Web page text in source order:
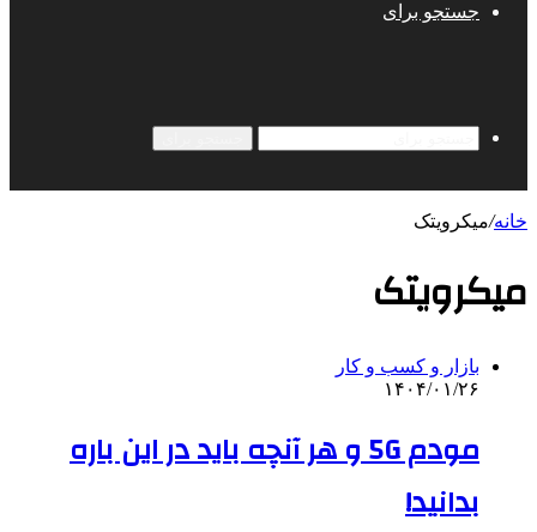
جستجو برای
خانه/میکرویتک
میکرویتک
بازار و کسب و کار
۱۴۰۴/۰۱/۲۶
مودم 5G و هر آنچه باید در این باره
بدانید!